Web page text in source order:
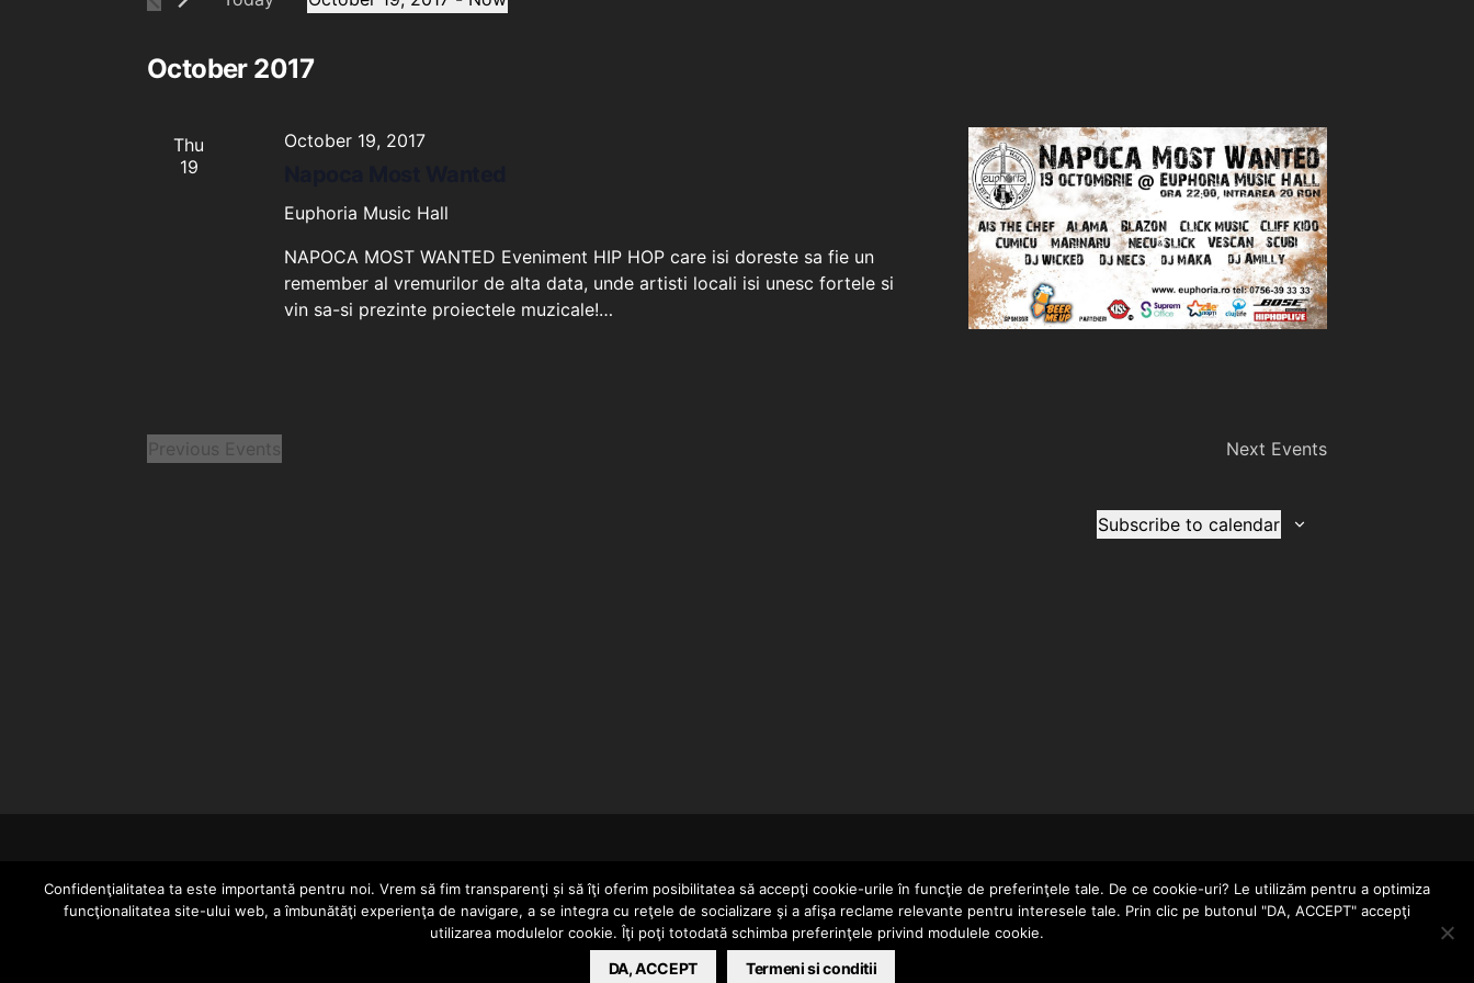
Views
Navigation
October 2017
Thu
19
October 19, 2017
Euphoria Music Hall
NAPOCA MOST WANTED Eveniment HIP HOP care isi doreste sa fie un
remember al vremurilor de alta data, unde artisti locali isi unesc fortele si
vin sa-si prezinte proiectele muzicale!…
Previous Events Next Events
Subscribe to calendar
HOME CONTACT POLITICĂ DE CONFIDENȚIALITATE
Since 2005 | Copyright by HIPHOPLIVE ENTERTAINMENT SRL
Confidenţialitatea ta este importantă pentru noi. Vrem să fim transparenţi și să îţi oferim posibilitatea să accepţi cookie-urile în funcţie de preferinţele tale. De ce cookie-uri? Le utilizăm pentru a optimiza
funcţionalitatea site-ului web, a îmbunătăţi experienţa de navigare, a se integra cu reţele de socializare şi a afişa reclame relevante pentru interesele tale. Prin clic pe butonul "DA, ACCEPT" accepţi
utilizarea modulelor cookie. Îţi poţi totodată schimba preferinţele privind modulele cookie.
DA, ACCEPT Termeni si conditii